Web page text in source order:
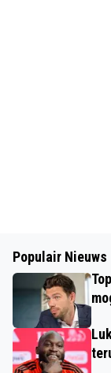
Populair Nieuws